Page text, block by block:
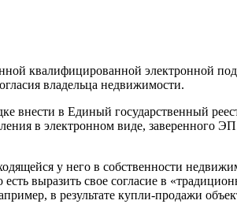
квалифицированной электронной
владельца недвижимости.
внести в Единый государственный
в электронном виде, заверенного
у него в собственности
выразить свое согласие в
в результате купли-продажи